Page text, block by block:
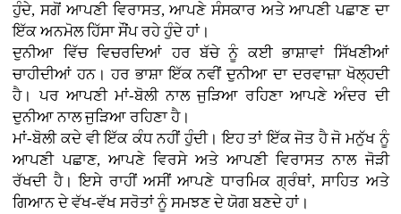
ਹੁੰਦੇ, ਸਗੋਂ ਆਪਣੀ ਵਿਰਾਸਤ, ਆਪਣੇ ਸੰਸਕਾਰ ਅਤੇ ਆਪਣੀ ਪਛਾਣ ਦਾ
ਇੱਕ ਅਨਮੋਲ ਹਿੱਸਾ ਸੌਂਪ ਰਹੇ ਹੁੰਦੇ ਹਾਂ।
ਦੁਨੀਆ ਵਿੱਚ ਵਿਚਰਦਿਆਂ ਹਰ ਬੱਚੇ ਨੂੰ ਕਈ ਭਾਸ਼ਾਵਾਂ ਸਿੱਖਣੀਆਂ
ਚਾਹੀਦੀਆਂ ਹਨ। ਹਰ ਭਾਸ਼ਾ ਇੱਕ ਨਵੀਂ ਦੁਨੀਆ ਦਾ ਦਰਵਾਜ਼ਾ ਖੋਲ੍ਹਦੀ
ਹੈ। ਪਰ ਆਪਣੀ ਮਾਂ-ਬੋਲੀ ਨਾਲ ਜੁੜਿਆ ਰਹਿਣਾ ਆਪਣੇ ਅੰਦਰ ਦੀ
ਦੁਨੀਆ ਨਾਲ ਜੁੜਿਆ ਰਹਿਣਾ ਹੈ।
ਮਾਂ-ਬੋਲੀ ਕਦੇ ਵੀ ਇੱਕ ਕੰਧ ਨਹੀਂ ਹੁੰਦੀ। ਇਹ ਤਾਂ ਇੱਕ ਜੋਤ ਹੈ ਜੋ ਮਨੁੱਖ ਨੂੰ
ਆਪਣੀ ਪਛਾਣ, ਆਪਣੇ ਵਿਰਸੇ ਅਤੇ ਆਪਣੀ ਵਿਰਾਸਤ ਨਾਲ ਜੋੜੀ
ਰੱਖਦੀ ਹੈ। ਇਸੇ ਰਾਹੀਂ ਅਸੀਂ ਆਪਣੇ ਧਾਰਮਿਕ ਗ੍ਰੰਥਾਂ, ਸਾਹਿਤ ਅਤੇ
ਗਿਆਨ ਦੇ ਵੱਖ-ਵੱਖ ਸਰੋਤਾਂ ਨੂੰ ਸਮਝਣ ਦੇ ਯੋਗ ਬਣਦੇ ਹਾਂ।